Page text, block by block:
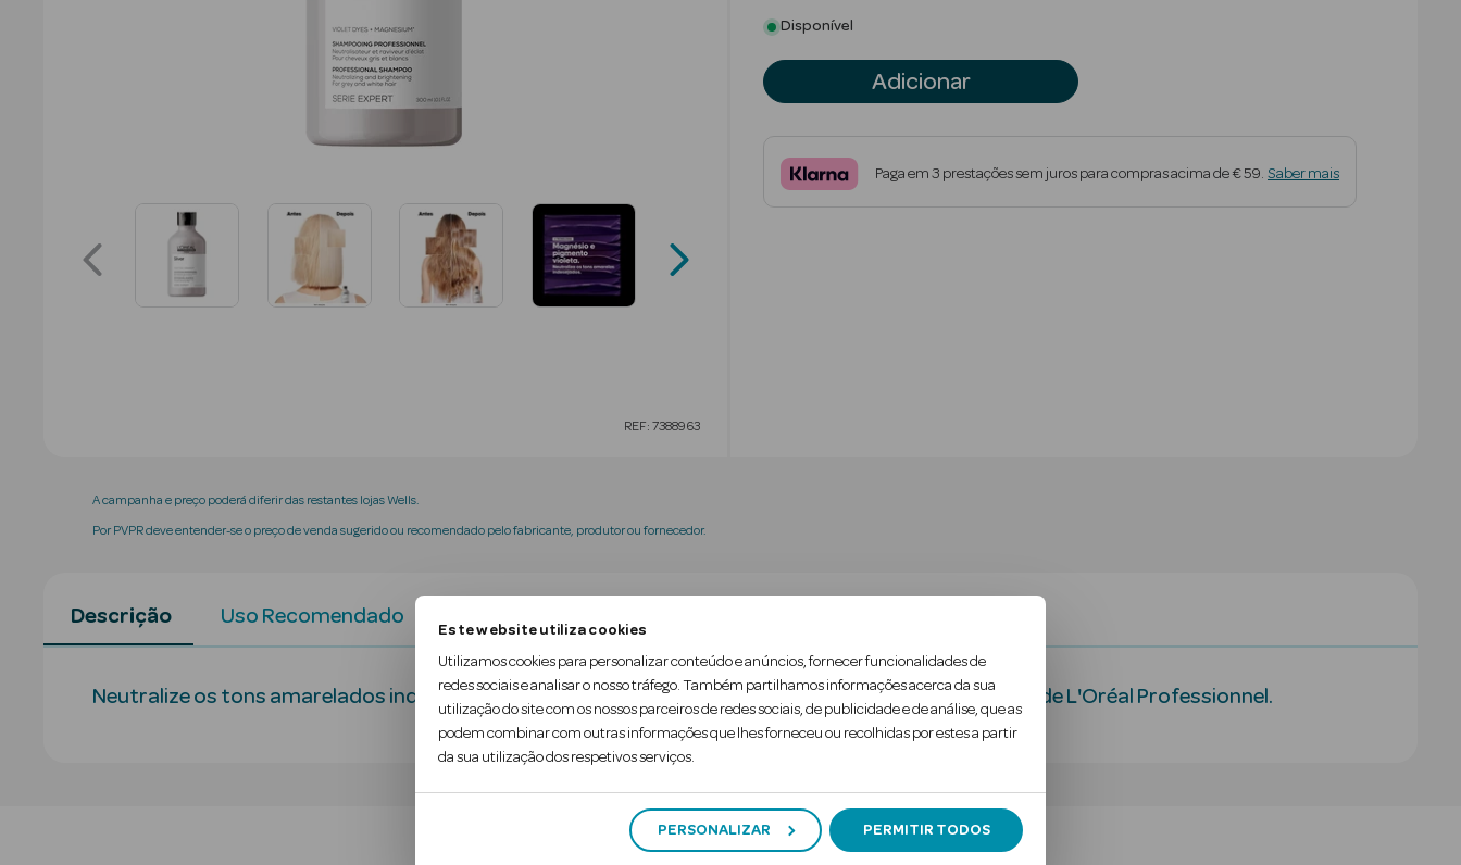
Este website utiliza cookies
Utilizamos cookies para personalizar conteúdo e anúncios, fornecer funcionalidades de
redes sociais e analisar o nosso tráfego. Também partilhamos informações acerca da sua
utilização do site com os nossos parceiros de redes sociais, de publicidade e de análise, que as
podem combinar com outras informações que lhes forneceu ou recolhidas por estes a partir
da sua utilização dos respetivos serviços.
PERSONALIZAR PERMITIR TODOS
REF: 7388963
Disponível
Adicionar
Paga em 3 prestações sem juros para compras acima de € 59. Saber mais
A campanha e preço poderá diferir das restantes lojas Wells.
Por PVPR deve entender-se o preço de venda sugerido ou recomendado pelo fabricante, produtor ou fornecedor.
Descrição Uso Recomendado
Neutralize os tons amarelados indesejados do seu cabelo branco ou grisalho com o shampoo Silver, de L'Oréal Professionnel.